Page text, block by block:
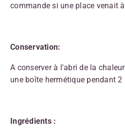
commande si une place venait
Conservation:
A conserver à l'abri de la
une boîte hermétique pendant 2
Ingrédients :